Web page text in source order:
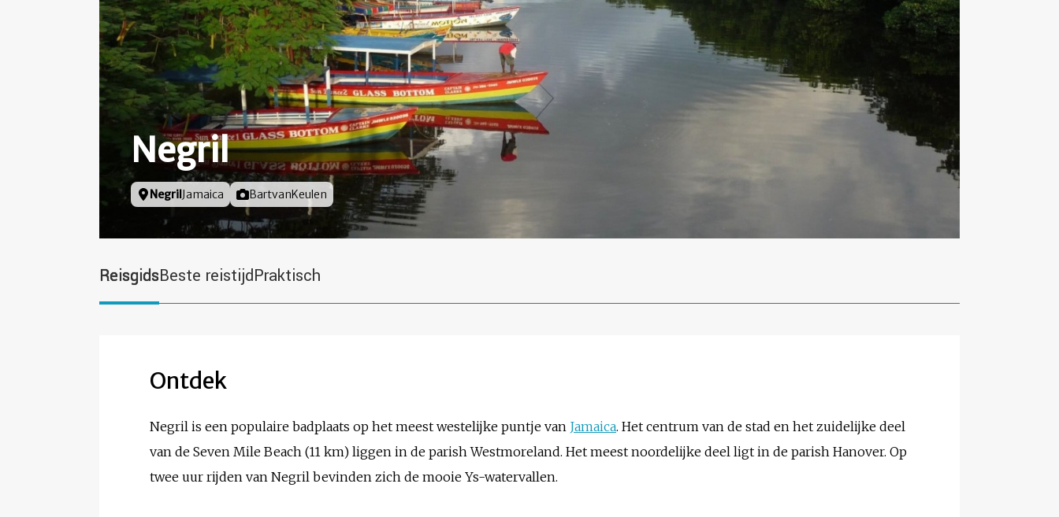
Negril
Locatie
NegrilJamaica Foto door
BartvanKeulen
ReisgidsBeste reistijdPraktisch
Ontdek
Negril is een populaire badplaats op het meest westelijke puntje van Jamaica. Het centrum van de stad en het zuidelijke deel
van de Seven Mile Beach (11 km) liggen in de parish Westmoreland. Het meest noordelijke deel ligt in de parish Hanover. Op
twee uur rijden van Negril bevinden zich de mooie Ys-watervallen.